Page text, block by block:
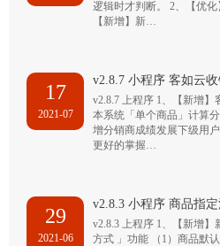
逻辑时才判断。 2、【优化
【新增】新…
17
2021-07
v2.8.7 小程序 客如云
v2.8.7 上程序 1、【新增
本系统「单个商品」计算
增分销商成绩发展下级用
更好的掌握…
29
2021-06
v2.8.3 小程序 商品指
v2.8.3 上程序 1、【新增
方式 」功能 （1）商品默